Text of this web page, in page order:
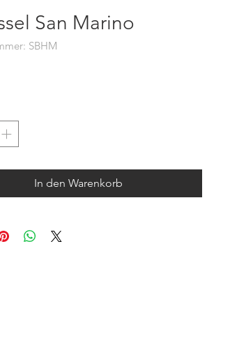
San Marino
SBHM
In den Warenkorb